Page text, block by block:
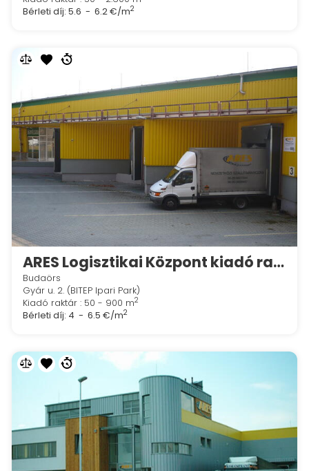
Bérleti díj: 5.6 - 6.2 €/m2
ARES Logisztikai Központ kiadó raktár+iroda)
Budaörs
Gyár u. 2. (BITEP Ipari Park)
Kiadó raktár : 50 - 900 m2
Bérleti díj: 4 - 6.5 €/m2